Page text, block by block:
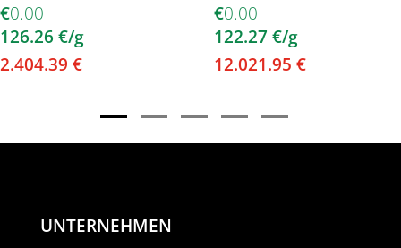
€0.00
126.26 €/g
2.404.39 €
€0.00
122.27 €/g
12.021.95 €
UNTERNEHMEN